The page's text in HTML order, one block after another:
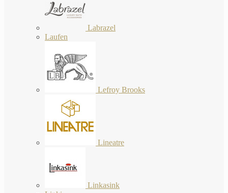
Labrazel
Laufen
Lefroy Brooks
Lineatre
Linkasink